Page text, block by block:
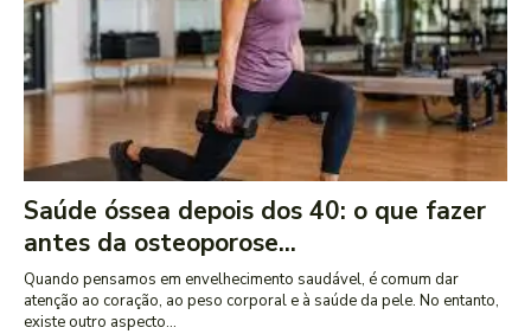
Saúde óssea depois dos 40: o que fazer
antes da osteoporose...
Quando pensamos em envelhecimento saudável, é comum dar
atenção ao coração, ao peso corporal e à saúde da pele. No entanto,
existe outro aspecto...